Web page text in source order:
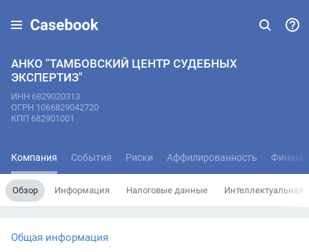
АНКО "ТАМБОВСКИЙ ЦЕНТР СУДЕБНЫХ
ЭКСПЕРТИЗ"
ИНН 6829020313
ОГРН 1066829042720
КПП 682901001
Компания События Риски Аффилированность
Обзор Информация Налоговые данные Интеллектуальная
Общая информация